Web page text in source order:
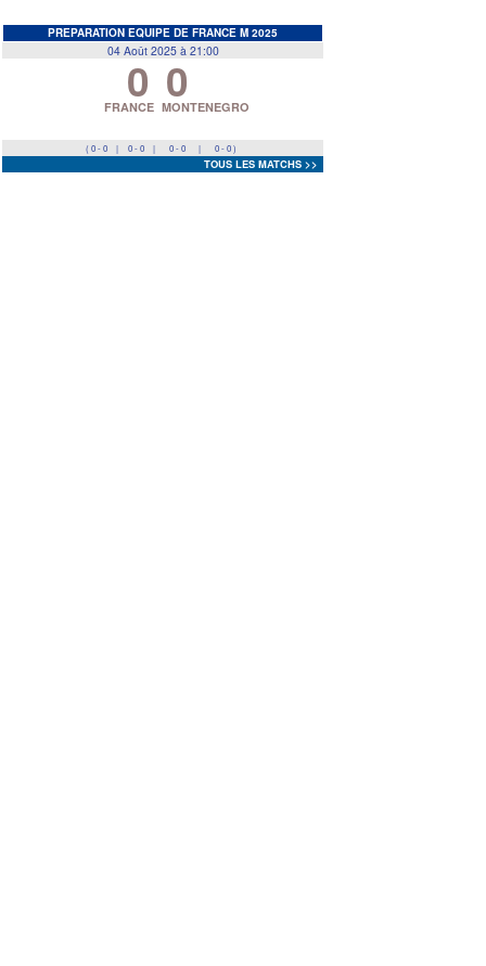
PREPARATION EQUIPE DE FRANCE M 2025
04 Août 2025 à 21:00
0
FRANCE 0
MONTENEGRO
( 0 - 0 | 0 - 0 | 0 - 0 | 0 - 0 )
TOUS LES MATCHS >>